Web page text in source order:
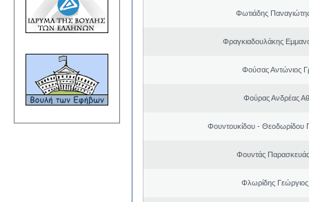
Φωτιάδης
Φραγκιαδουλάκης
Φούσας Αντώνιος
Φούρας Ανδρέας
Φουντουκίδου - Θεοδωρίδου
Φουντάς
Φλωρίδης Γεώργιος